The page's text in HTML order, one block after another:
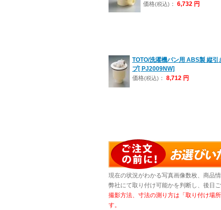
価格(税込) ： 6,732 円
TOTO/洗濯機パン用 ABS製 縦引
プ[ PJ2009NW]
価格(税込) ： 8,712 円
現在の状況がわかる写真画像数枚、商品
弊社にて取り付け可能かを判断し、後日
撮影方法、寸法の測り方は「取り付け場
す。